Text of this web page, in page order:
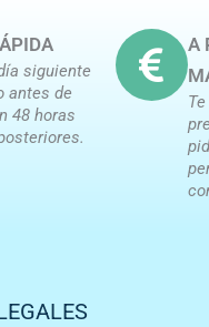
siguiente
antes de
48 horas
A